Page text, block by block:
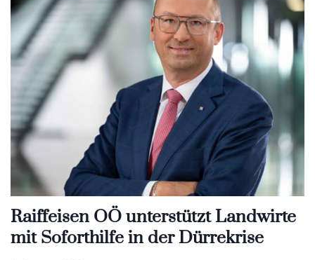
Raiffeisen OÖ unterstützt Landwirte
mit Soforthilfe in der Dürrekrise